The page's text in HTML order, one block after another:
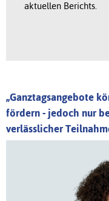
aktuellen Berichts.
„Ganztagsangebote
fördern - jedoch nur
verlässlicher